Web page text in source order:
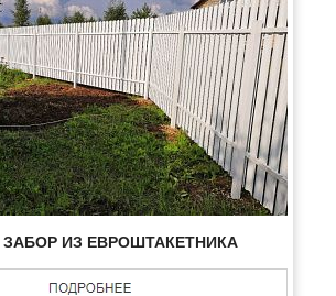
ИЗ ЕВРОШТАКЕТНИКА